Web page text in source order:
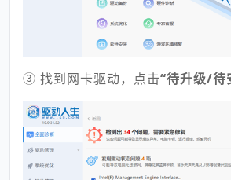
③ 找到网卡驱动，点击“待升级/待